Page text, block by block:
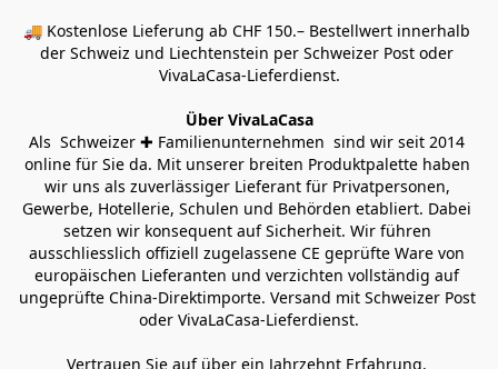
🚚 Kostenlose Lieferung ab CHF 150.– Bestellwert innerhalb
der Schweiz und Liechtenstein per Schweizer Post oder
VivaLaCasa-Lieferdienst.
Über VivaLaCasa
Als  Schweizer ✚ Familienunternehmen  sind wir seit 2014
online für Sie da. Mit unserer breiten Produktpalette haben
wir uns als zuverlässiger Lieferant für Privatpersonen,
Gewerbe, Hotellerie, Schulen und Behörden etabliert. Dabei
setzen wir konsequent auf Sicherheit. Wir führen
ausschliesslich offiziell zugelassene CE geprüfte Ware von
europäischen Lieferanten und verzichten vollständig auf
ungeprüfte China-Direktimporte. Versand mit Schweizer Post
oder VivaLaCasa-Lieferdienst.
Vertrauen Sie auf über ein Jahrzehnt Erfahrung,